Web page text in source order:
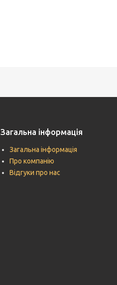
Загальна інформація
Загальна інформація
Про компанію
Відгуки про нас